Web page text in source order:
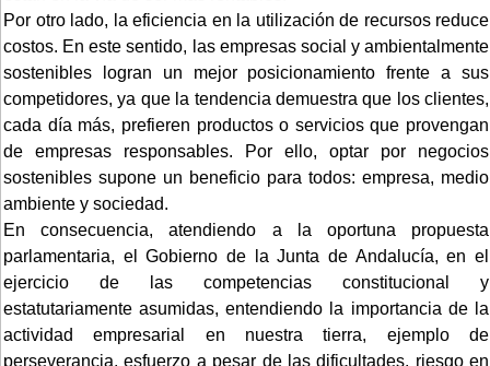
Por otro lado, la eficiencia en la utilización de recursos reduce
costos. En este sentido, las empresas social y ambientalmente
sostenibles logran un mejor posicionamiento frente a sus
competidores, ya que la tendencia demuestra que los clientes,
cada día más, prefieren productos o servicios que provengan
de empresas responsables. Por ello, optar por negocios
sostenibles supone un beneficio para todos: empresa, medio
ambiente y sociedad.
En consecuencia, atendiendo a la oportuna propuesta
parlamentaria, el Gobierno de la Junta de Andalucía, en el
ejercicio de las competencias constitucional y
estatutariamente asumidas, entendiendo la importancia de la
actividad empresarial en nuestra tierra, ejemplo de
perseverancia, esfuerzo a pesar de las dificultades, riesgo en